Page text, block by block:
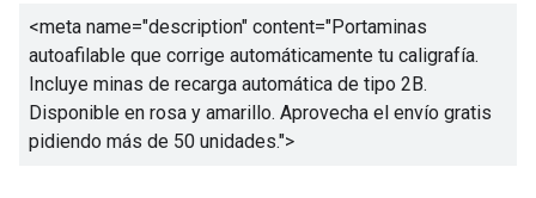
<meta name="description" content="Portaminas
autoafilable que corrige automáticamente tu caligrafía.
Incluye minas de recarga automática de tipo 2B.
Disponible en rosa y amarillo. Aprovecha el envío gratis
pidiendo más de 50 unidades.">